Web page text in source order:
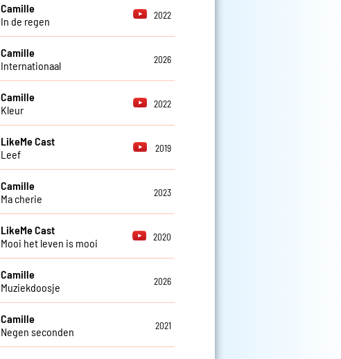
Camille
In de regen
2022
Camille
Internationaal
2026
Camille
Kleur
2022
LikeMe Cast
Leef
2019
Camille
Ma cherie
2023
LikeMe Cast
Mooi het leven is mooi
2020
Camille
Muziekdoosje
2026
Camille
Negen seconden
2021